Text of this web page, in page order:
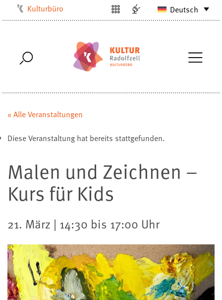
Kulturbüro
Stadtarchiv
Stadtbibliothek
Villa Bosch
Deutsch
« Alle Veranstaltungen
Diese Veranstaltung hat bereits stattgefunden.
Malen und Zeichnen –
Kurs für Kids
21. März | 14:30 bis 17:00 Uhr